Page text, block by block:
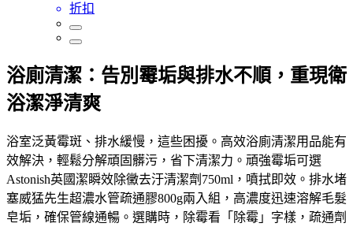
折扣
浴廁清潔：告別霉垢與排水不順，重現衛
浴潔淨清爽
浴室泛黃霉斑、排水緩慢，這些困擾。高效浴廁清潔用品能有
效解決，輕鬆分解頑固髒污，省下清潔力。頑強霉垢可選
Astonish英國潔瞬效除黴去汙清潔劑750ml，噴拭即效。排水堵
塞威猛先生超濃水管疏通膠800g兩入組，高濃度迅速溶解毛髮
皂垢，確保管線通暢。選購時，除霉看「除霉」字樣，疏通劑